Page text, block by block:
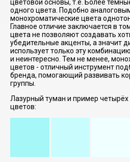
цветовой основы, т.е. Более
одного цвета. Подобно
монохроматические цвета
Главное отличие заключается в
цвета не позволяют создавать
убедительные акценты, а значит
использует только эту
и неинтересно. Тем не менее,
цветов - отличный инструмент
бренда, помогающий развивать
группы.
Лазурный туман и пример
цветов: